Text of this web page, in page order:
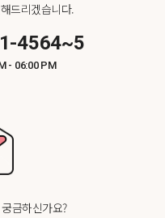
드리겠습니다.
4564~5
- 06:00 PM
금하신가요?